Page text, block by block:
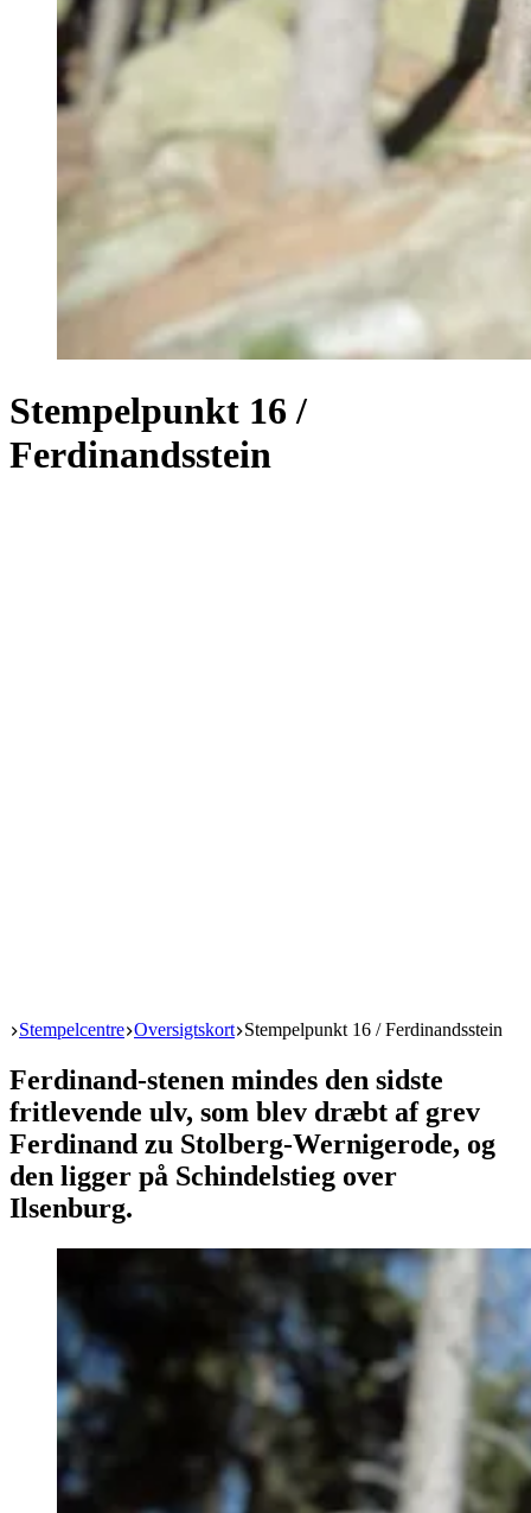
Stempelpunkt 16 /
Ferdinandsstein
Start
Stempelcentre Oversigtskort Stempelpunkt 16 / Ferdinandsstein
Ferdinand-stenen mindes den sidste
fritlevende ulv, som blev dræbt af grev
Ferdinand zu Stolberg-Wernigerode, og
den ligger på Schindelstieg over
Ilsenburg.